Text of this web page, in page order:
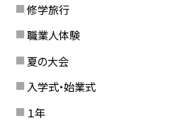
修学旅行
職業人体験
夏の大会
入学式・始業式
１年